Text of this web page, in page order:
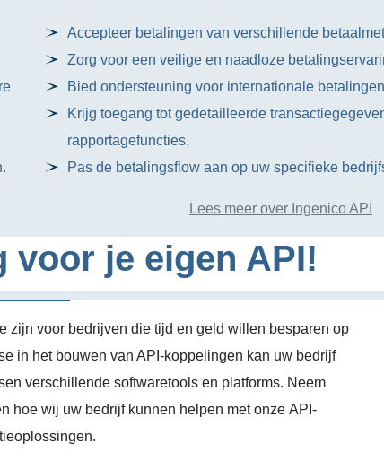
Accepteer betalingen van verschillende
Zorg voor een veilige en naadloze
Bied ondersteuning voor internationale
Krijg toegang tot gedetailleerde
rapportagefuncties.
Pas de betalingsflow aan op uw specifieke
Lees meer over Ingenico API
voor je eigen API!
zijn voor bedrijven die tijd en geld willen besparen op
in het bouwen van API-koppelingen kan uw bedrijf
verschillende softwaretools en platforms. Neem
hoe wij uw bedrijf kunnen helpen met onze API-